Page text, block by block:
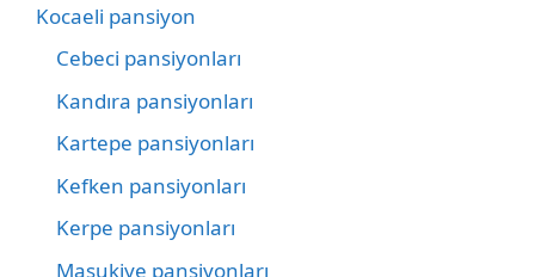
Kocaeli pansiyon
Cebeci pansiyonları
Kandıra pansiyonları
Kartepe pansiyonları
Kefken pansiyonları
Kerpe pansiyonları
Maşukiye pansiyonları